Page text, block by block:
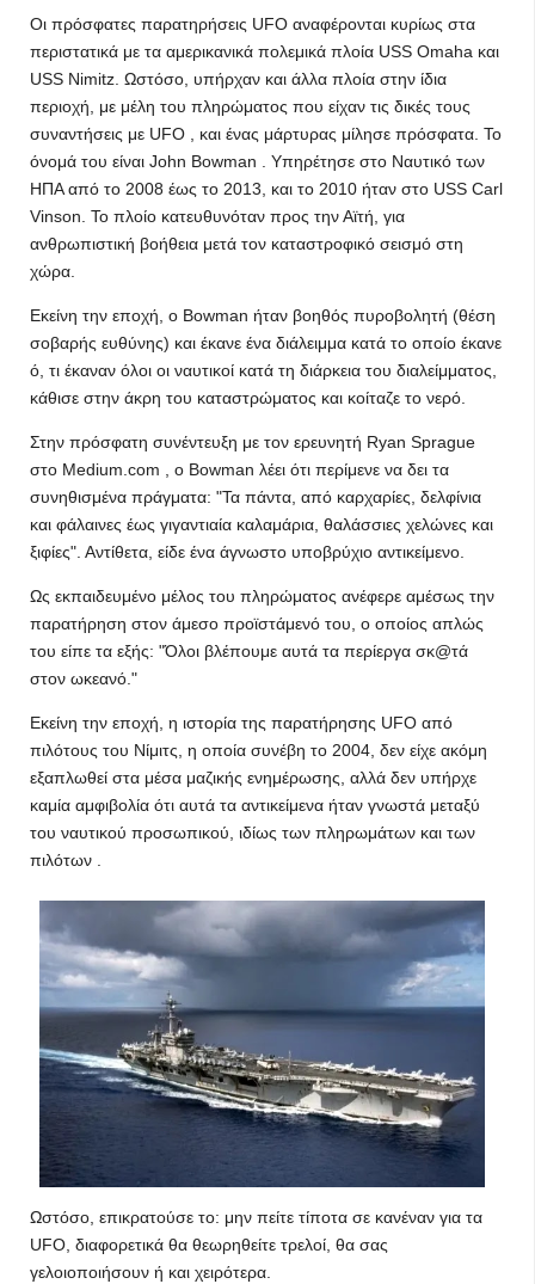
Οι πρόσφατες παρατηρήσεις UFO αναφέρονται κυρίως στα
περιστατικά με τα αμερικανικά πολεμικά πλοία USS Omaha και
USS Nimitz. Ωστόσο, υπήρχαν και άλλα πλοία στην ίδια
περιοχή, με μέλη του πληρώματος που είχαν τις δικές τους
συναντήσεις με UFO , και ένας μάρτυρας μίλησε πρόσφατα. Το
όνομά του είναι John Bowman . Υπηρέτησε στο Ναυτικό των
ΗΠΑ από το 2008 έως το 2013, και το 2010 ήταν στο USS Carl
Vinson. Το πλοίο κατευθυνόταν προς την Αϊτή, για
ανθρωπιστική βοήθεια μετά τον καταστροφικό σεισμό στη
χώρα.
Εκείνη την εποχή, ο Bowman ήταν βοηθός πυροβολητή (θέση
σοβαρής ευθύνης) και έκανε ένα διάλειμμα κατά το οποίο έκανε
ό, τι έκαναν όλοι οι ναυτικοί κατά τη διάρκεια του διαλείμματος,
κάθισε στην άκρη του καταστρώματος και κοίταζε το νερό.
Στην πρόσφατη συνέντευξη με τον ερευνητή Ryan Sprague
στο Medium.com , ο Bowman λέει ότι περίμενε να δει τα
συνηθισμένα πράγματα: "Τα πάντα, από καρχαρίες, δελφίνια
και φάλαινες έως γιγαντιαία καλαμάρια, θαλάσσιες χελώνες και
ξιφίες". Αντίθετα, είδε ένα άγνωστο υποβρύχιο αντικείμενο.
Ως εκπαιδευμένο μέλος του πληρώματος ανέφερε αμέσως την
παρατήρηση στον άμεσο προϊστάμενό του, ο οποίος απλώς
του είπε τα εξής: "Όλοι βλέπουμε αυτά τα περίεργα σκ@τά
στον ωκεανό."
Εκείνη την εποχή, η ιστορία της παρατήρησης UFO από
πιλότους του Νίμιτς, η οποία συνέβη το 2004, δεν είχε ακόμη
εξαπλωθεί στα μέσα μαζικής ενημέρωσης, αλλά δεν υπήρχε
καμία αμφιβολία ότι αυτά τα αντικείμενα ήταν γνωστά μεταξύ
του ναυτικού προσωπικού, ιδίως των πληρωμάτων και των
πιλότων .
Ωστόσο, επικρατούσε το: μην πείτε τίποτα σε κανέναν για τα
UFO, διαφορετικά θα θεωρηθείτε τρελοί, θα σας
γελοιοποιήσουν ή και χειρότερα.